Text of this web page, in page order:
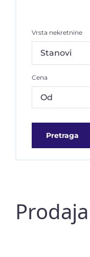
Vrsta nekretnine
Cena
Pretraga